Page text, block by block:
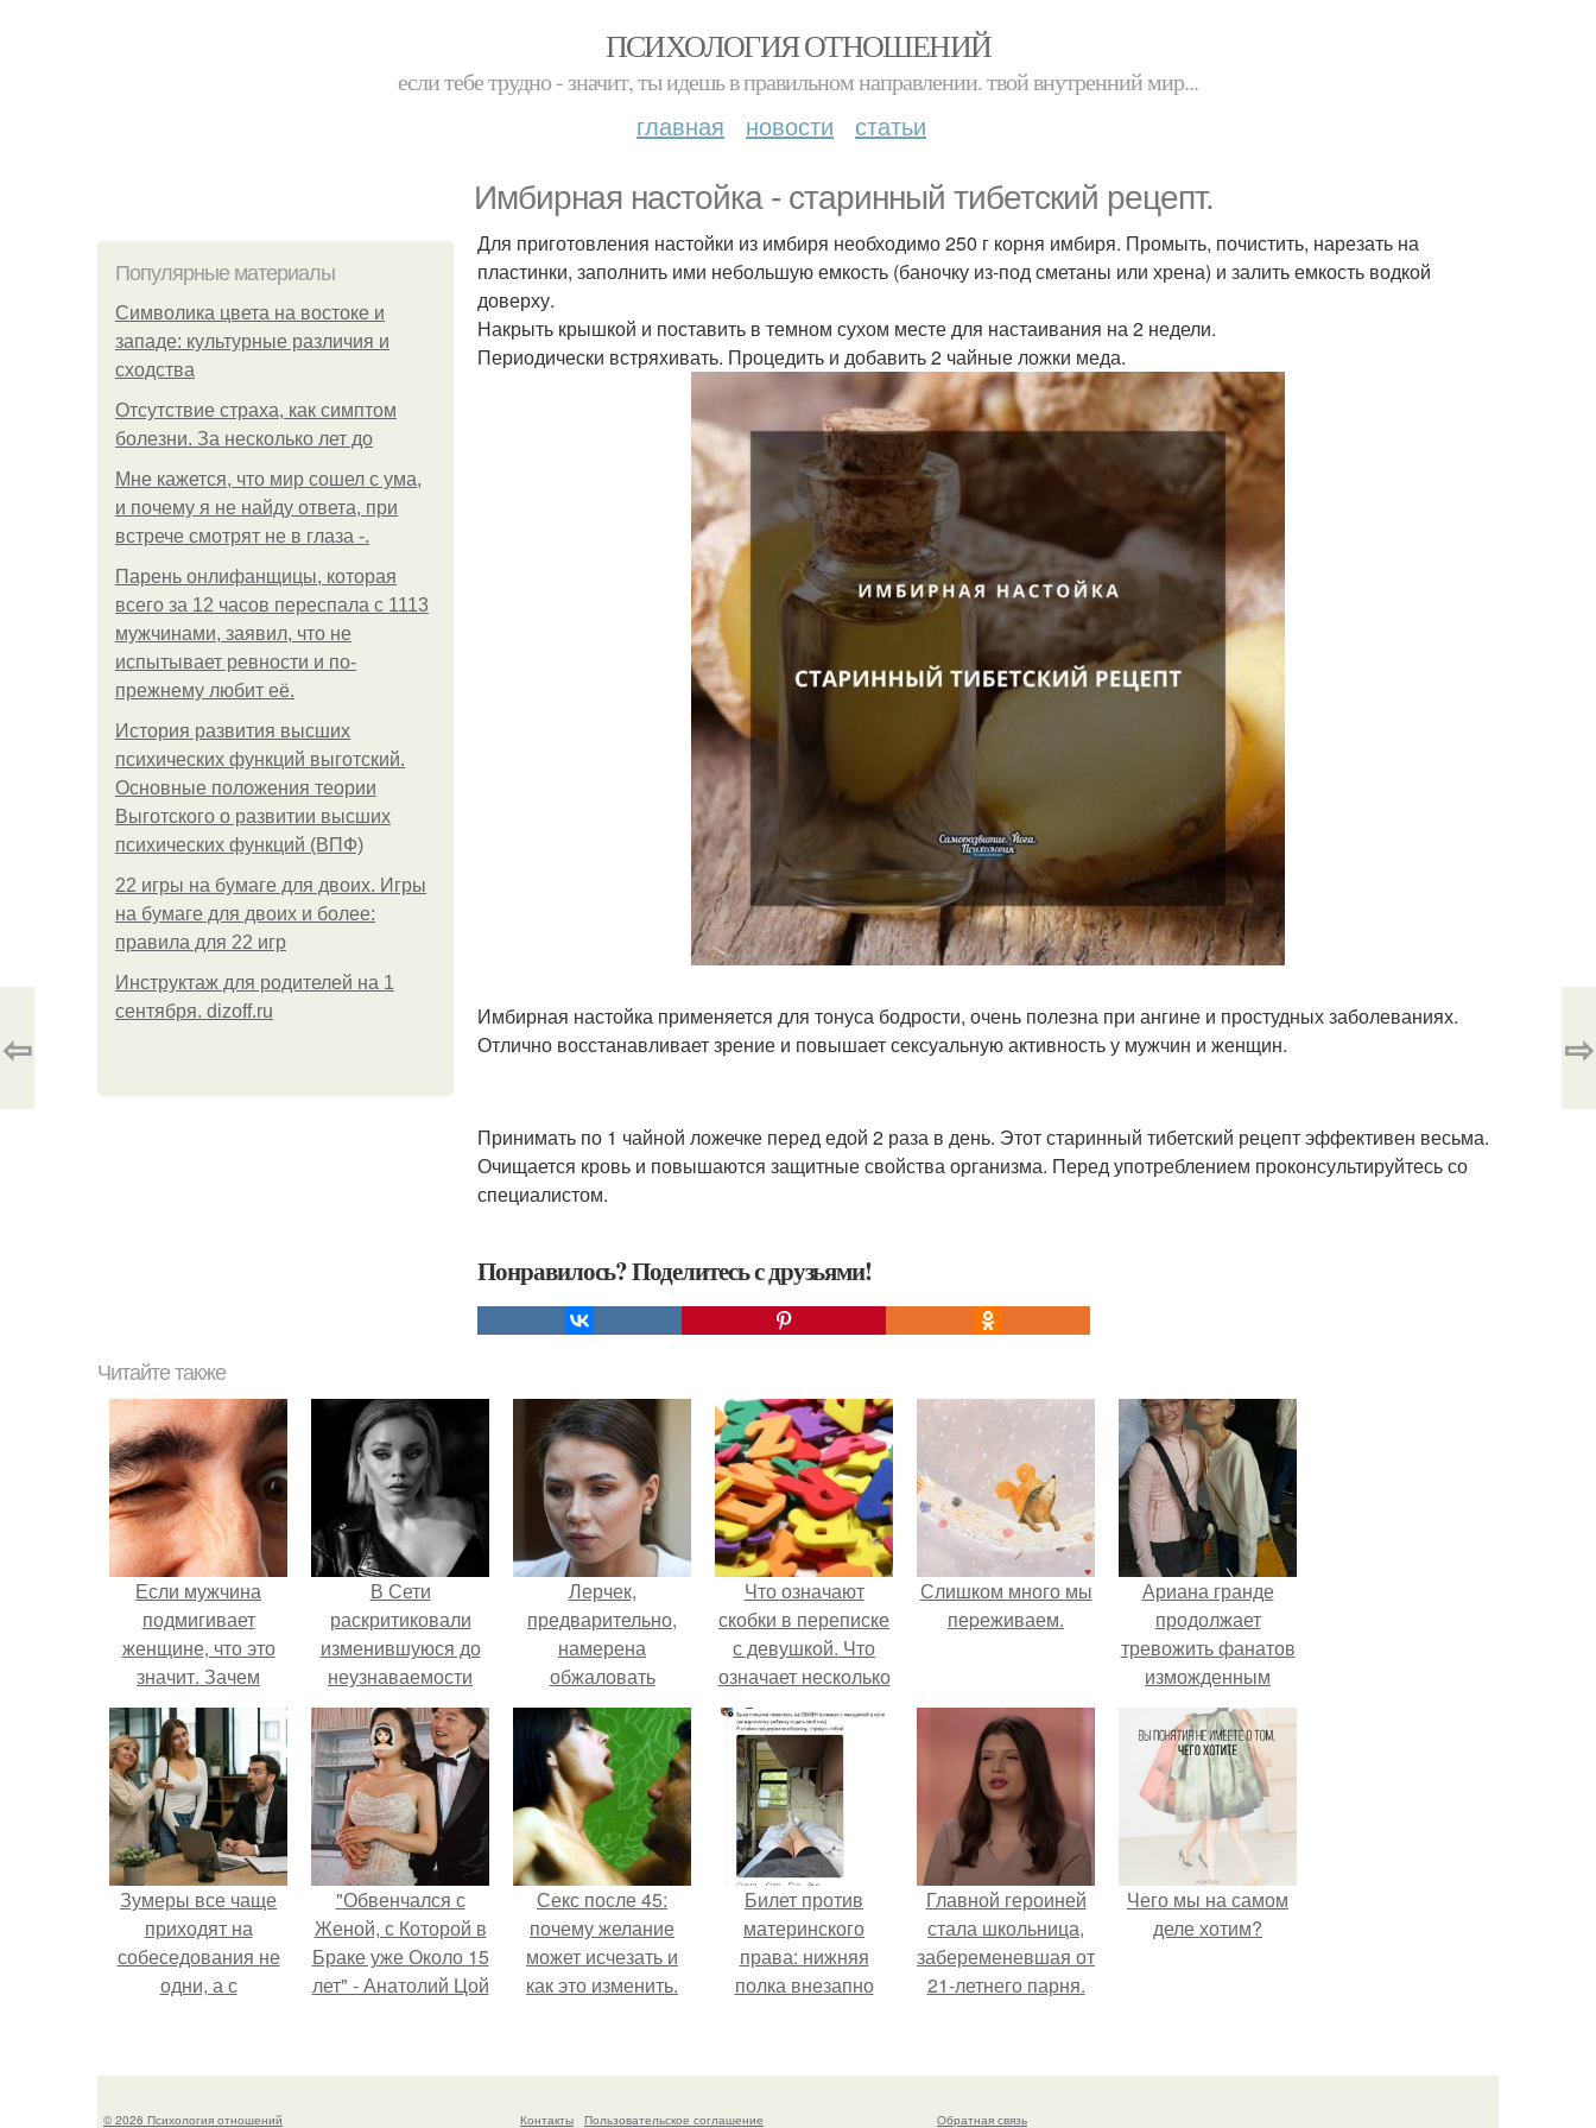
ПСИХОЛОГИЯ ОТНОШЕНИЙ
если тебе трудно - значит, ты идешь в правильном направлении. твой внутренний мир...
главная новости статьи
Имбирная настойка - старинный тибетский рецепт.
Популярные материалы
Символика цвета на востоке и
западе: культурные различия и
сходства
Отсутствие страха, как симптом
болезни. За несколько лет до
Мне кажется, что мир сошел с ума,
и почему я не найду ответа, при
встрече смотрят не в глаза -.
Парень онлифанщицы, которая
всего за 12 часов переспала с 1113
мужчинами, заявил, что не
испытывает ревности и по-
прежнему любит её.
История развития высших
психических функций выготский.
Основные положения теории
Выготского о развитии высших
психических функций (ВПФ)
22 игры на бумаге для двоих. Игры
на бумаге для двоих и более:
правила для 22 игр
Инструктаж для родителей на 1
сентября. dizoff.ru
Для приготовления настойки из имбиря необходимо 250 г корня имбиря. Промыть, почистить, нарезать на
пластинки, заполнить ими небольшую емкость (баночку из-под сметаны или хрена) и залить емкость водкой
доверху.
Накрыть крышкой и поставить в темном сухом месте для настаивания на 2 недели.
Периодически встряхивать. Процедить и добавить 2 чайные ложки меда.
Имбирная настойка применяется для тонуса бодрости, очень полезна при ангине и простудных заболеваниях.
Отлично восстанавливает зрение и повышает сексуальную активность у мужчин и женщин.
Принимать по 1 чайной ложечке перед едой 2 раза в день. Этот старинный тибетский рецепт эффективен весьма.
Очищается кровь и повышаются защитные свойства организма. Перед употреблением проконсультируйтесь со
специалистом.
Понравилось? Поделитесь с друзьями!
⇦ ⇨
Читайте также
Если мужчина
подмигивает
женщине, что это
значит. Зачем
мужчина мне
подмигнул?
В Сети
раскритиковали
изменившуюся до
неузнаваемости
Марину зудину.
Лерчек,
предварительно,
намерена
обжаловать
приговор.
Что означают
скобки в переписке
с девушкой. Что
означает несколько
полукруглых
скобочек в конце
предложения?
Слишком много мы
пеpеживаем.
Ариана гранде
продолжает
тревожить фанатов
изможденным
Видом.
Зумеры все чаще
приходят на
собеседования не
одни, а с
"Обвенчался с
Женой, с Которой в
Браке уже Около 15
лет" - Анатолий Цой
"тайной свадьбой".
Секс после 45:
почему желание
может исчезать и
как это изменить.
Билет против
материнского
права: нижняя
полка внезапно
Главной героиней
стала школьница,
забеременевшая от
21-летнего парня.
Чего мы на самом
деле хотим?
© 2026 Психология отношений Контакты Пользовательское соглашение Обратная связь